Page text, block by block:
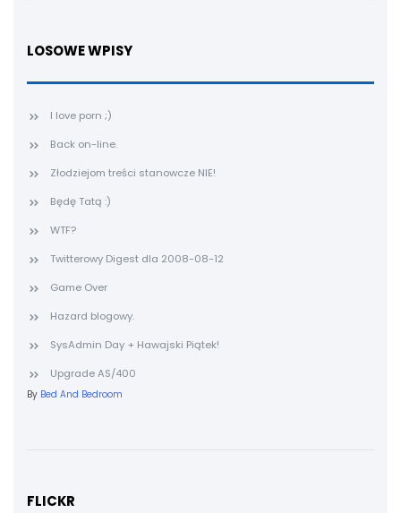
LOSOWE WPISY
I love porn ;)
Back on-line.
Złodziejom treści stanowcze NIE!
Będę Tatą :)
WTF?
Twitterowy Digest dla 2008-08-12
Game Over
Hazard blogowy.
SysAdmin Day + Hawajski Piątek!
Upgrade AS/400
By Bed And Bedroom
FLICKR